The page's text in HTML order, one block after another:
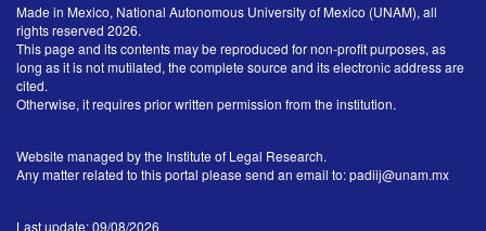
Made in Mexico, National Autonomous University of Mexico (UNAM), all
rights reserved 2026.
This page and its contents may be reproduced for non-profit purposes, as
long as it is not mutilated, the complete source and its electronic address are
cited.
Otherwise, it requires prior written permission from the institution.
Website managed by the Institute of Legal Research.
Any matter related to this portal please send an email to:padiij@unam.mx
Last update: 09/08/2026